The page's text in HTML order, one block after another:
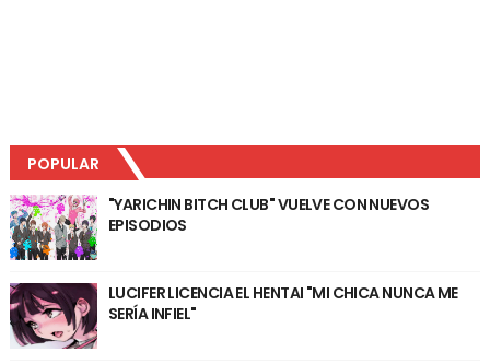
POPULAR
"YARICHIN BITCH CLUB" VUELVE CON NUEVOS
EPISODIOS
LUCIFER LICENCIA EL HENTAI "MI CHICA NUNCA ME
SERÍA INFIEL"